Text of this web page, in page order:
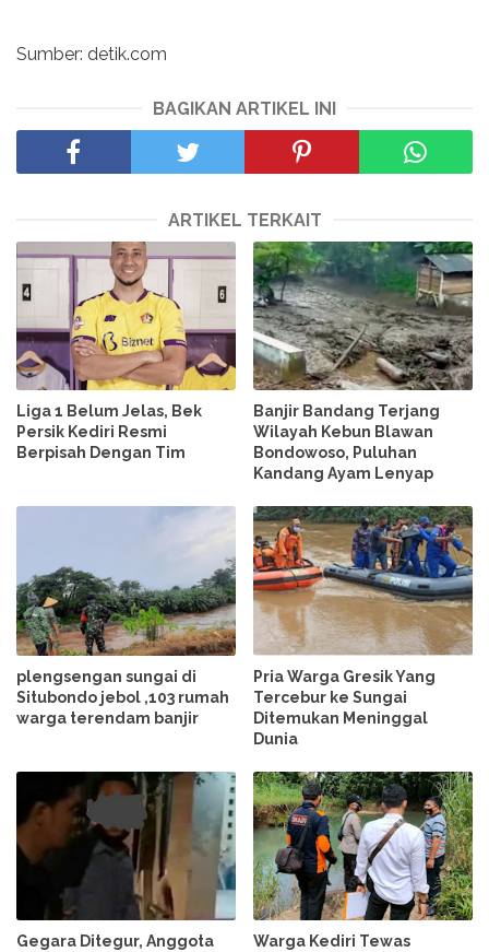
Sumber: detik.com
BAGIKAN ARTIKEL INI
ARTIKEL TERKAIT
Liga 1 Belum Jelas, Bek
Persik Kediri Resmi
Berpisah Dengan Tim
Banjir Bandang Terjang
Wilayah Kebun Blawan
Bondowoso, Puluhan
Kandang Ayam Lenyap
plengsengan sungai di
Situbondo jebol ,103 rumah
warga terendam banjir
Pria Warga Gresik Yang
Tercebur ke Sungai
Ditemukan Meninggal
Dunia
Gegara Ditegur, Anggota
Warga Kediri Tewas